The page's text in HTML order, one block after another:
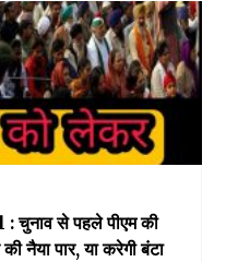
से पहले पीएम की
नैया पार, या करेगी बंटा